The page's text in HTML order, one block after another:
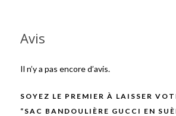
Avis
Il n’y a pas encore d’avis.
SOYEZ LE PREMIER À LAISSER
“SAC BANDOULIÈRE GUCCI EN